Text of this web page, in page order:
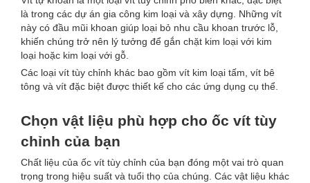
là trong các dự án gia công kim loại và xây dựng. Những vít
này có đầu mũi khoan giúp loại bỏ nhu cầu khoan trước lỗ,
khiến chúng trở nên lý tưởng để gắn chặt kim loại với kim
loại hoặc kim loại với gỗ.
Các loại vít tùy chỉnh khác bao gồm vít kim loại tấm, vít bê
tông và vít đặc biệt được thiết kế cho các ứng dụng cụ thể.
Chọn vật liệu phù hợp cho ốc vít tùy
chỉnh của bạn
Chất liệu của ốc vít tùy chỉnh của bạn đóng một vai trò quan
trọng trong hiệu suất và tuổi thọ của chúng. Các vật liệu khác